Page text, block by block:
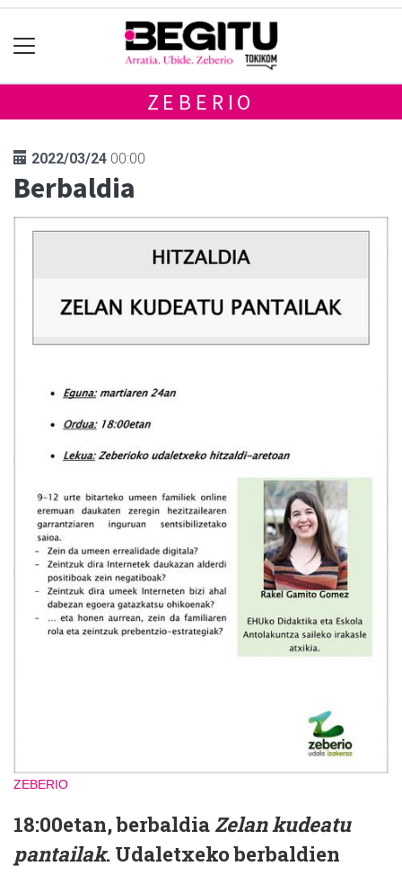
ZEBERIO
2022/03/24 00:00
Berbaldia
ZEBERIO
18:00etan, berbaldia Zelan kudeatu
pantailak. Udaletxeko berbaldien